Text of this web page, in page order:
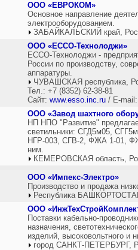
ООО «ЕВРОКОМ»
Основное направление
электрооборудованием.
ЗАБАЙКАЛЬСКИЙ край,
ООО «ЕССО-Технолоджи»
ЕССО-Технолоджи -
России по производству,
аппаратуры.
ЧУВАШСКАЯ республика,
Тел.: +7 (8352) 62-38-81
Сайт: www.esso.inc.ru / E-
ООО «Завод шахтного
НП НПО "Развитие"
светильники: СГД5м05,
НГР-003, СГВ-2, ФЖА 1-01,
ним.
КЕМЕРОВСКАЯ область,
ООО «Импекс-Электро»
Производство и продажа
Республика
ООО
Поставки кабельно-
назначения,
изделий, высоковольтного и
город САНКТ-ПЕТЕРБУРГ,